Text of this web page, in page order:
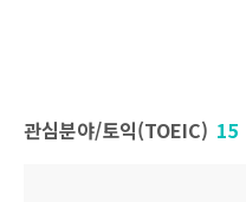
관심분야/토익(TOEIC) 15